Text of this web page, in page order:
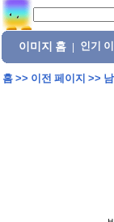
이미지 홈 인기
홈>> 이전 페이지 >>